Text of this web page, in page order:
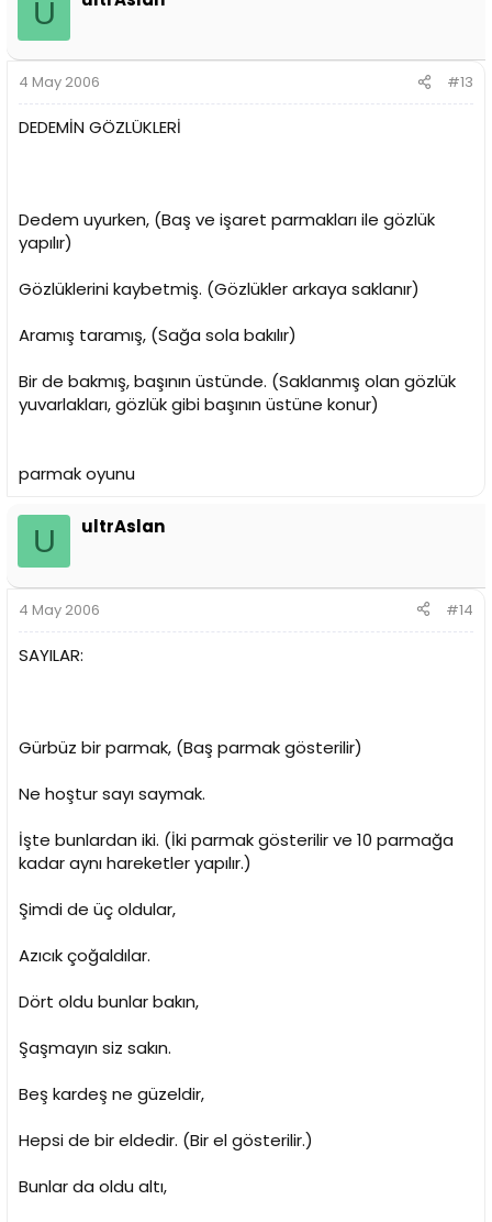
U
4 May 2006 #13
DEDEMİN GÖZLÜKLERİ
Dedem uyurken, (Baş ve işaret parmakları ile gözlük
yapılır)
Gözlüklerini kaybetmiş. (Gözlükler arkaya saklanır)
Aramış taramış, (Sağa sola bakılır)
Bir de bakmış, başının üstünde. (Saklanmış olan gözlük
yuvarlakları, gözlük gibi başının üstüne konur)
parmak oyunu
U ultrAslan
4 May 2006 #14
SAYILAR:
Gürbüz bir parmak, (Baş parmak gösterilir)
Ne hoştur sayı saymak.
İşte bunlardan iki. (İki parmak gösterilir ve 10 parmağa
kadar aynı hareketler yapılır.)
Şimdi de üç oldular,
Azıcık çoğaldılar.
Dört oldu bunlar bakın,
Şaşmayın siz sakın.
Beş kardeş ne güzeldir,
Hepsi de bir eldedir. (Bir el gösterilir.)
Bunlar da oldu altı,